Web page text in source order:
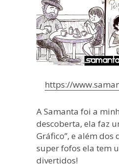
https://
A Samanta foi a
descoberta, ela faz
Gráfico”, e além dos
super fofos ela tem
divertidos!